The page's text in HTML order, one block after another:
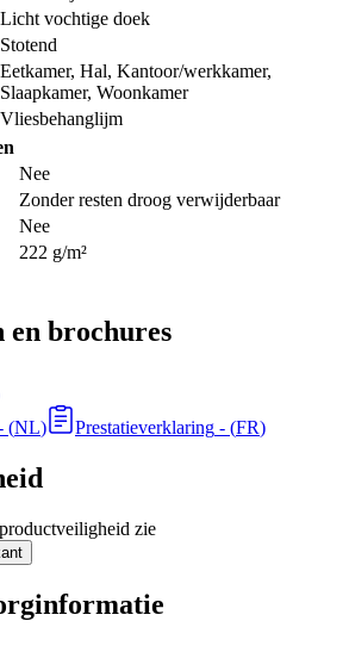
Licht vochtige doek
Stotend
Eetkamer, Hal, Kantoor/werkkamer,
Slaapkamer, Woonkamer
Vliesbehanglijm
Nee
Zonder resten droog verwijderbaar
Nee
222 g/m²
en brochures
(NL) Prestatieverklaring - (FR)
zie